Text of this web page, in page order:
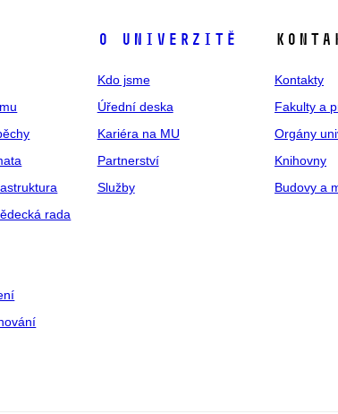
rada
O univerzitě
Kdo jsme
Úřední deska
Kariéra na MU
Partnerství
Služby
Kontakty
Fakulty a
Orgány
Knihovny
Budovy a